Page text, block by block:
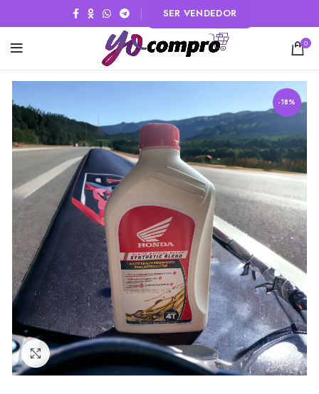
SER VENDEDOR
0
-18%
Click to enlarge